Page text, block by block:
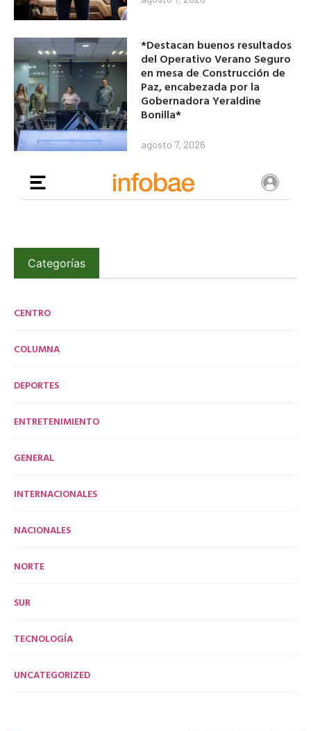
*Destacan buenos resultados
del Operativo Verano Seguro
en mesa de Construcción de
Paz, encabezada por la
Gobernadora Yeraldine
Bonilla*
agosto 7, 2026
Categorías
CENTRO
COLUMNA
DEPORTES
ENTRETENIMIENTO
GENERAL
INTERNACIONALES
NACIONALES
NORTE
SUR
TECNOLOGÍA
UNCATEGORIZED